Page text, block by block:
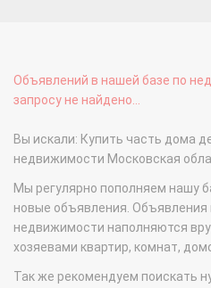
Объявлений в нашей базе по
запросу не найдено...
Вы искали: Купить часть дома
недвижимости Московская
Мы регулярно пополняем нашу
новые объявления. Объявления
недвижимости наполняются
хозяевами квартир, комнат,
Так же рекомендуем поискать